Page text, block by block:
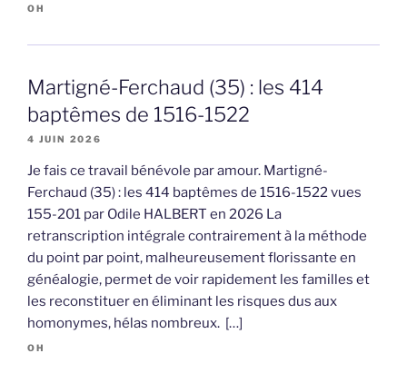
OH
Martigné-Ferchaud (35) : les 414
baptêmes de 1516-1522
4 JUIN 2026
Je fais ce travail bénévole par amour. Martigné-
Ferchaud (35) : les 414 baptêmes de 1516-1522 vues
155-201 par Odile HALBERT en 2026 La
retranscription intégrale contrairement à la méthode
du point par point, malheureusement florissante en
généalogie, permet de voir rapidement les familles et
les reconstituer en éliminant les risques dus aux
homonymes, hélas nombreux. […]
OH